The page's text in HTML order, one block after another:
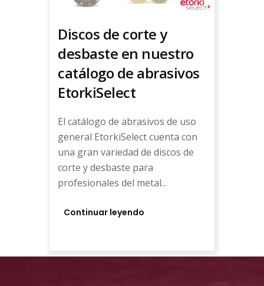
Discos de corte y
desbaste en nuestro
catálogo de abrasivos
EtorkiSelect
El catálogo de abrasivos de uso
general EtorkiSelect cuenta con
una gran variedad de discos de
corte y desbaste para
profesionales del metal...
Continuar leyendo